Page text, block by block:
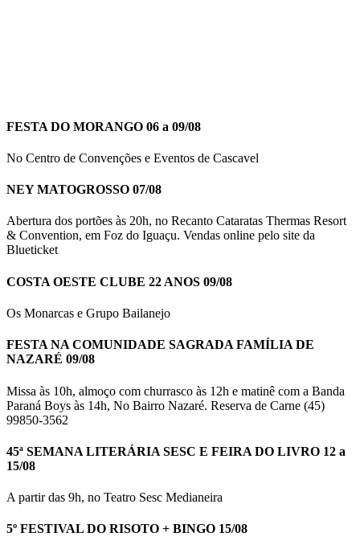
FESTA DO MORANGO 06 a 09/08
No Centro de Convenções e Eventos de Cascavel
NEY MATOGROSSO 07/08
Abertura dos portões às 20h, no Recanto Cataratas Thermas Resort
& Convention, em Foz do Iguaçu. Vendas online pelo site da
Blueticket
COSTA OESTE CLUBE 22 ANOS 09/08
Os Monarcas e Grupo Bailanejo
FESTA NA COMUNIDADE SAGRADA FAMÍLIA DE
NAZARÉ 09/08
Missa às 10h, almoço com churrasco às 12h e matinê com a Banda
Paraná Boys às 14h, No Bairro Nazaré. Reserva de Carne (45)
99850-3562
45ª SEMANA LITERÁRIA SESC E FEIRA DO LIVRO 12 a
15/08
A partir das 9h, no Teatro Sesc Medianeira
5º FESTIVAL DO RISOTO + BINGO 15/08